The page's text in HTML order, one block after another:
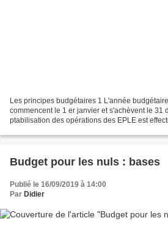
Les principes budgétaires 1 L'année
commencent le 1 er janvier et s'achèvent le 31
ptabilisation des opérations des EPLE est
Budget pour les nuls : bases
Publié le 16/09/2019 à 14:00
Par Didier